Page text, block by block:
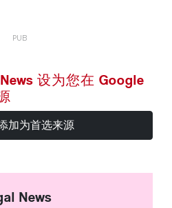
设为您在 Google
加为首选来源
News